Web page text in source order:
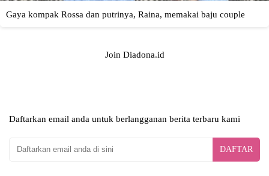
Join Diadona.id
Daftarkan email anda untuk berlangganan berita terbaru kami
DAFTAR